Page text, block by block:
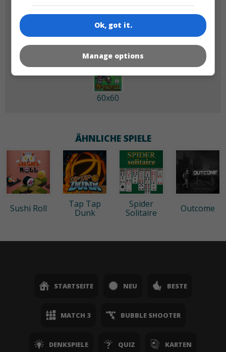
180x180 120x120
60x60
ÄHNLICHE SPIELE
Sushi Roll
Tap Tap
Dunk
Spider
Solitaire
Outcome
STARTSEITE NEU BESTE
MATCH 3 BUBBLE SHOOTER
DENKSPIELE QUIZ KARTEN
Ok, got it.
Manage options